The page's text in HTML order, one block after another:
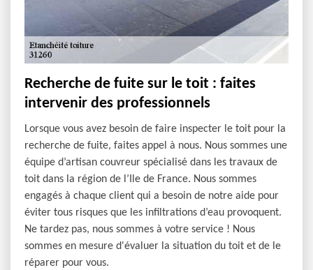
Recherche de fuite sur le toit : faites
intervenir des professionnels
Lorsque vous avez besoin de faire inspecter le toit pour la
recherche de fuite, faites appel à nous. Nous sommes une
équipe d’artisan couvreur spécialisé dans les travaux de
toit dans la région de l’Ile de France. Nous sommes
engagés à chaque client qui a besoin de notre aide pour
éviter tous risques que les infiltrations d’eau provoquent.
Ne tardez pas, nous sommes à votre service ! Nous
sommes en mesure d'évaluer la situation du toit et de le
réparer pour vous.